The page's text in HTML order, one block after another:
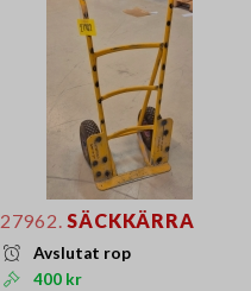
27962. SÄCKKÄRRA
Avslutat rop
400 kr